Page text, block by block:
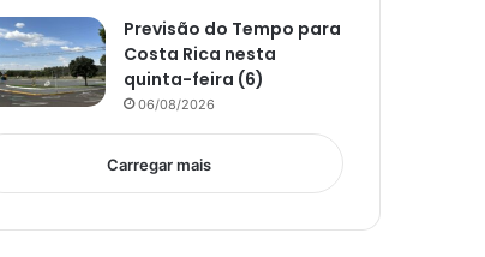
Previsão do Tempo para
Costa Rica nesta
quinta-feira (6)
06/08/2026
Carregar mais